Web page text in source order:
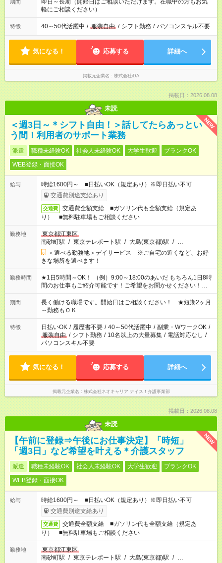
期間
即日～長期（開始日はご相談いただけます。在職中の方もお気
軽にご相談ください）
特徴 40～50代活躍中 / 服装自由 / シフト勤務 / パソコンスキル不要
気になる！ 応募する 詳細へ
掲載元企業名 株式会社iDA
掲載日：2026.08.08
未読
NEW
＜週3日～＊シフト自由！＞話してたらあっとい
う間！利用者のサポート業務
派遣 職種未経験OK 社会人未経験OK 大学生歓迎
ブランクOK
WEB登録・面接OK
給与
時給1600円～ ■日払いOK（規定あり）※即日払い不可
交通費別途支給あり
交通費
交通費全額支給 ■ガソリン代も全額支給（規定あ
り） ■無料駐車場もご相談ください
勤務地
東京都江東区
南砂町駅 / 東京テレポート駅 / 大島(東京都)駅 / …
＜選べる勤務地＞デイサービス ※ご自宅の近くなど、お好
きな場所を選べます！
勤務時間
★1日5時間～OK！ （例）9:00～18:00のあいだ もちろん1日8時
間のお仕事もご紹介可能です！ご希望をお聞かせください！★家
庭の都合でお休みが必要な場合も遠慮なくご相談ください。 ※
週最低15時間以上の勤務が必要です
期間
長く働ける職場です。開始日はご相談ください！ ★短期2ヶ月
～勤務もＯＫ
特徴 日払いOK / 履歴書不要 / 40～50代活躍中 / 副業・WワークOK /
服装自由 / シフト勤務 / 10名以上の大量募集 / 電話対応なし /
パソコンスキル不要
気になる！ 応募する 詳細へ
掲載元企業名 株式会社ネオキャリア ナイス！介護事業部
掲載日：2026.08.08
未読
NEW
【午前に登録⇒午後にお仕事決定】「時短」
「週3日」など希望を叶える＊介護スタッフ
派遣 職種未経験OK 社会人未経験OK 大学生歓迎
ブランクOK
WEB登録・面接OK
給与
時給1600円～ ■日払いOK（規定あり）※即日払い不可
交通費別途支給あり
交通費
交通費全額支給 ■ガソリン代も全額支給（規定あ
り） ■無料駐車場もご相談ください
勤務地
東京都江東区
南砂町駅 / 東京テレポート駅 / 大島(東京都)駅 / …